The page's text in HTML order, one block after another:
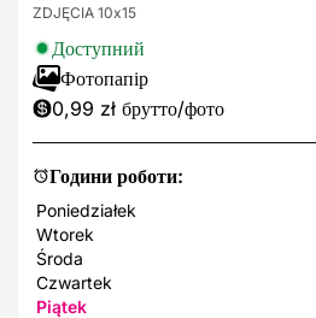
Години роботи:
Poniedziałek
Wtorek
Środa
Czwartek
Piątek
ZDJĘCIA 10x15
Доступний
Фотопапір
0,99 zł брутто/фото